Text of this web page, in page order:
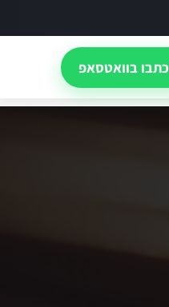
כתבו בוואטסאפ